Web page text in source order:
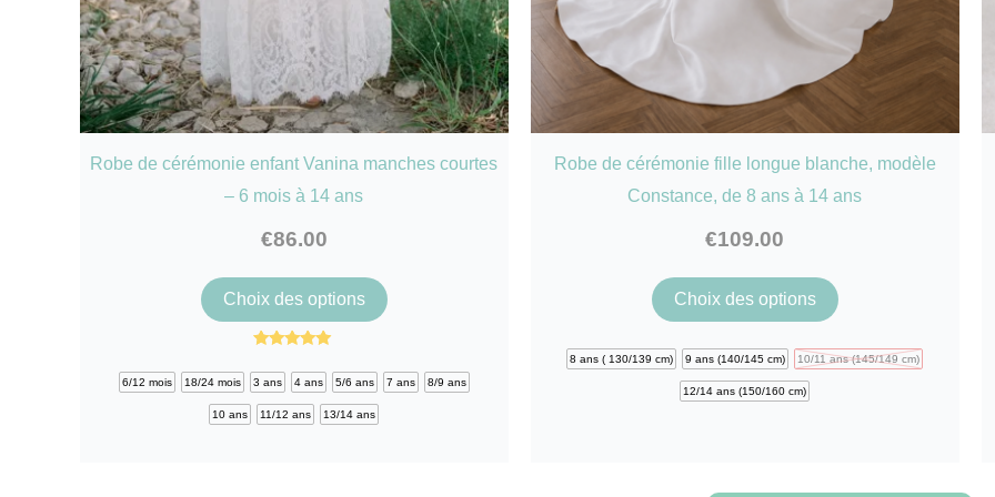
Robe de cérémonie enfant Vanina manches courtes
– 6 mois à 14 ans
€86.00
Choix des options
plusieurs
4.96
sur 5
6/12 mois 18/24 mois 3 ans 4 ans 5/6 ans 7 ans 8/9 ans
10 ans 11/12 ans 13/14 ans
Robe de cérémonie fille longue blanche, modèle
Constance, de 8 ans à 14 ans
€109.00
Choix des options
a
8 ans ( 130/139 cm) 9 ans (140/145 cm) 10/11 ans (145/149 cm)
12/14 ans (150/160 cm)